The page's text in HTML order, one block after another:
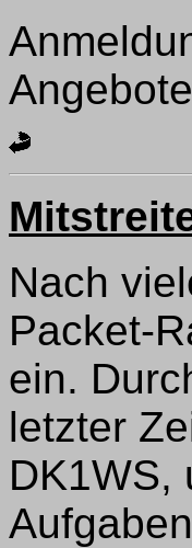
Nach
Packet-
ein.
letzter
DK1WS,